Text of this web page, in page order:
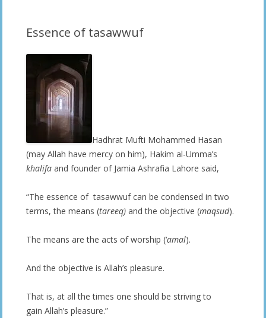
Essence of tasawwuf
Hadhrat Mufti Mohammed Hasan
(may Allah have mercy on him), Hakim al-Umma’s
khalifa and founder of Jamia Ashrafia Lahore said,
“The essence of tasawwuf can be condensed in two
terms, the means (tareeq) and the objective (maqsud).
The means are the acts of worship (‘amal).
And the objective is Allah’s pleasure.
That is, at all the times one should be striving to
gain Allah’s pleasure.”